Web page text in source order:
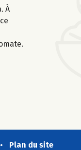
À
Plan du site